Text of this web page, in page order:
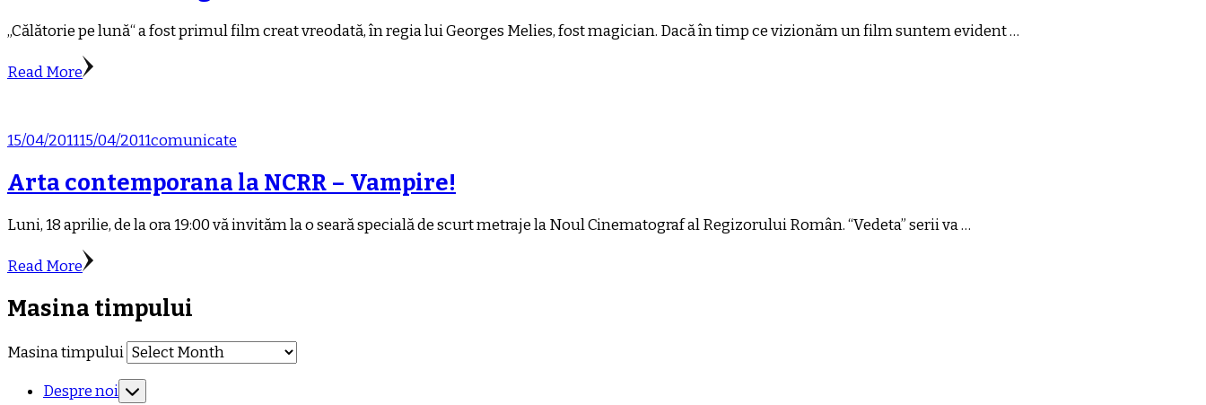
„Călătorie pe lună“ a fost primul film creat vreodată, în regia lui Georges Melies, fost magician. Dacă în timp ce vizionăm un film suntem evident …
Read More
15/04/201115/04/2011comunicate
Arta contemporana la NCRR – Vampire!
Luni, 18 aprilie, de la ora 19:00 vă invităm la o seară specială de scurt metraje la Noul Cinematograf al Regizorului Român. “Vedeta” serii va …
Read More
Masina timpului
Masina timpului
Despre noi